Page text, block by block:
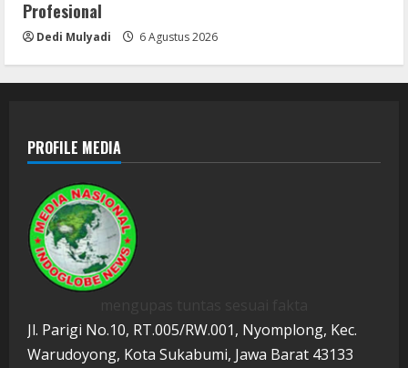
Profesional
Dedi Mulyadi 6 Agustus 2026
PROFILE MEDIA
Jl. Parigi No.10, RT.005/RW.001, Nyomplong, Kec.
Warudoyong, Kota Sukabumi, Jawa Barat 43133